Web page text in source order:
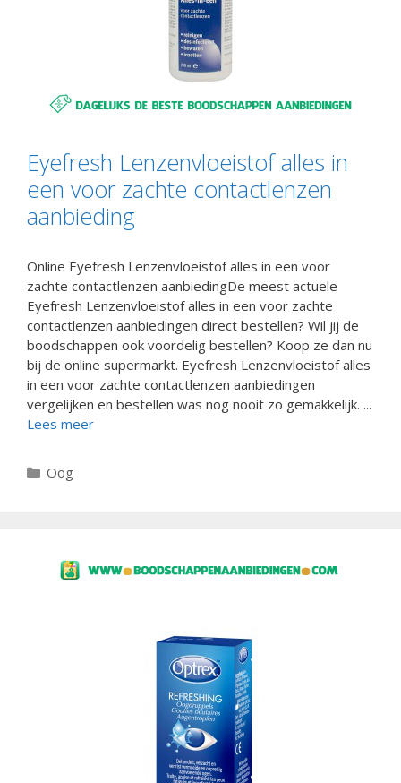
Eyefresh Lenzenvloeistof alles in
een voor zachte contactlenzen
aanbieding
Online Eyefresh Lenzenvloeistof alles in een voor
zachte contactlenzen aanbiedingDe meest actuele
Eyefresh Lenzenvloeistof alles in een voor zachte
contactlenzen aanbiedingen direct bestellen? Wil jij de
boodschappen ook voordelig bestellen? Koop ze dan nu
bij de online supermarkt. Eyefresh Lenzenvloeistof alles
in een voor zachte contactlenzen aanbiedingen
vergelijken en bestellen was nog nooit zo gemakkelijk. ...
Lees meer
Categorieën
Oog